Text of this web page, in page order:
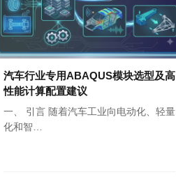
汽车行业专用ABAQUS模块选型及高
性能计算配置建议
一、 引言 随着汽车工业向电动化、轻量
化和智…